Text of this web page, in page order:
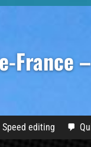
France
Speed editing